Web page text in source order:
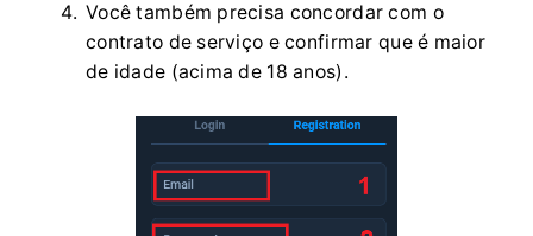
Você também precisa concordar com o
contrato de serviço e confirmar que é maior
de idade (acima de 18 anos).